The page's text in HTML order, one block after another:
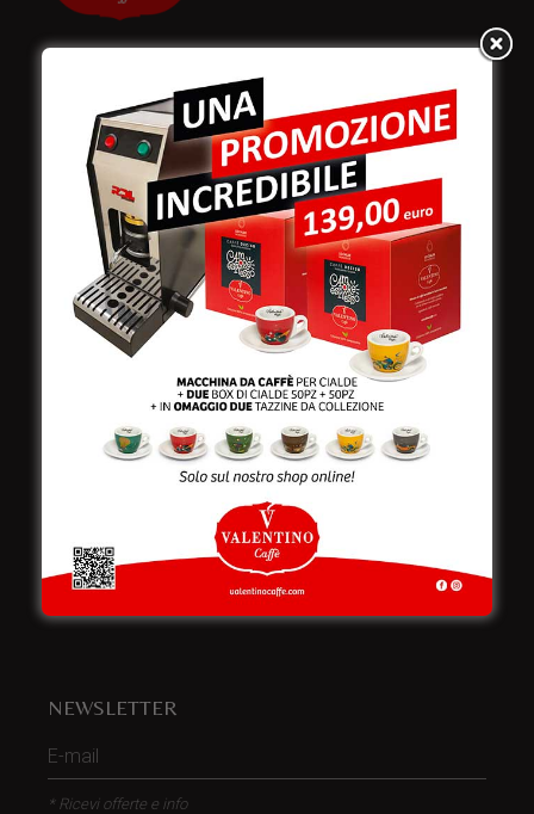
Valentino Caffè Spa
Stabilimento
e produzione:
Viale Croazia 8 (Z.I.)
73100 Lecce
Italy
+39 0832 240771
+39 0832 279866
info@valentinocaffespa.com
02583710757
NEWSLETTER
* Ricevi offerte e info